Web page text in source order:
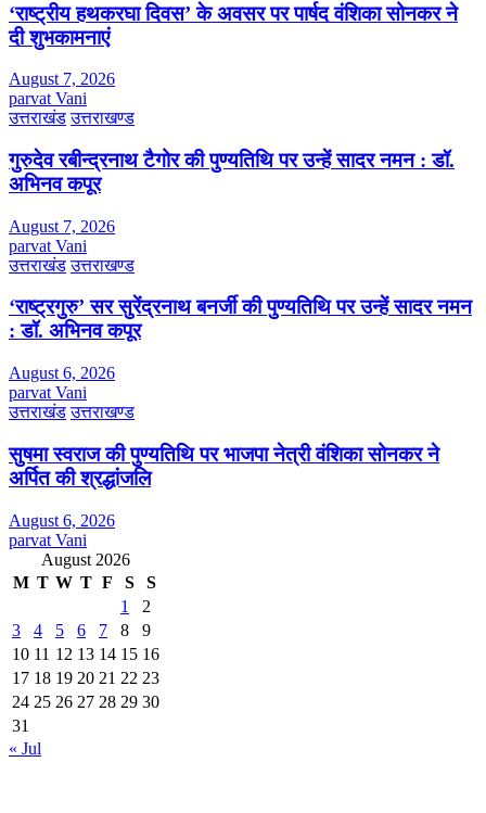
‘राष्ट्रीय हथकरघा दिवस’ के अवसर पर पार्षद वंशिका सोनकर ने
दी शुभकामनाएं
August 7, 2026
parvat Vani
उत्तराखंड उत्तराखण्ड
गुरुदेव रबीन्द्रनाथ टैगोर की पुण्यतिथि पर उन्हें सादर नमन : डॉ.
अभिनव कपूर
August 7, 2026
parvat Vani
उत्तराखंड उत्तराखण्ड
‘राष्ट्रगुरु’ सर सुरेंद्रनाथ बनर्जी की पुण्यतिथि पर उन्हें सादर नमन
: डॉ. अभिनव कपूर
August 6, 2026
parvat Vani
उत्तराखंड उत्तराखण्ड
सुषमा स्वराज की पुण्यतिथि पर भाजपा नेत्री वंशिका सोनकर ने
अर्पित की श्रद्धांजलि
August 6, 2026
parvat Vani
August 2026
M T W T F S
S
1
2
3
4 5 6 7 8
9
10 11 12 13 14 15 16
17 18 19 20 21 22 23
24 25 26 27 28 29 30
31
« Jul